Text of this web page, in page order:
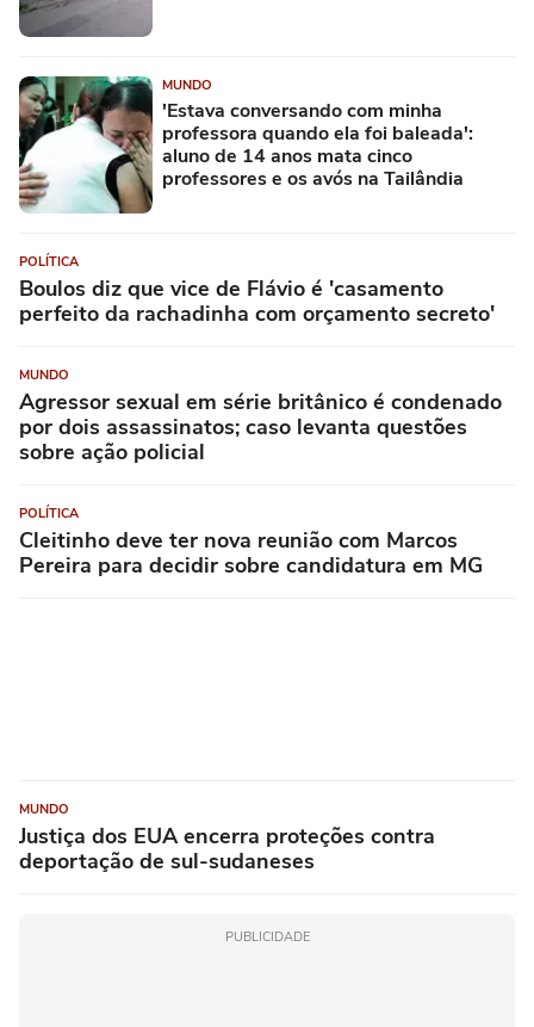
MUNDO
'Estava conversando com minha
professora quando ela foi baleada':
aluno de 14 anos mata cinco
professores e os avós na Tailândia
POLÍTICA
Boulos diz que vice de Flávio é 'casamento
perfeito da rachadinha com orçamento secreto'
MUNDO
Agressor sexual em série britânico é condenado
por dois assassinatos; caso levanta questões
sobre ação policial
POLÍTICA
Cleitinho deve ter nova reunião com Marcos
Pereira para decidir sobre candidatura em MG
MUNDO
Justiça dos EUA encerra proteções contra
deportação de sul-sudaneses
PUBLICIDADE